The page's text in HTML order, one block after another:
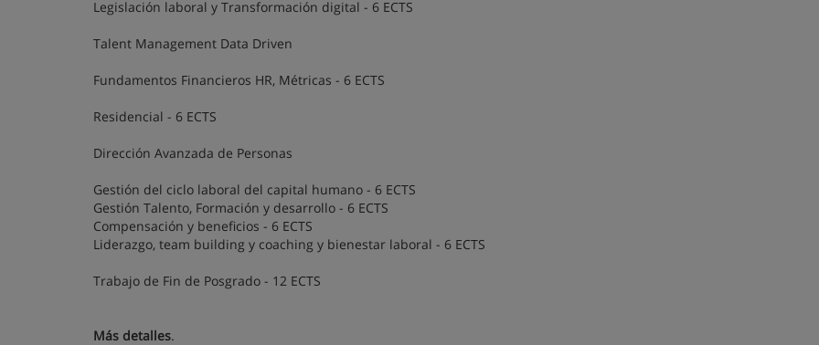
Legislación laboral y Transformación digital - 6 ECTS
Talent Management Data Driven
Fundamentos Financieros HR, Métricas - 6 ECTS
Residencial - 6 ECTS
Dirección Avanzada de Personas
Gestión del ciclo laboral del capital humano - 6 ECTS
Gestión Talento, Formación y desarrollo - 6 ECTS
Compensación y beneficios - 6 ECTS
Liderazgo, team building y coaching y bienestar laboral - 6 ECTS
Trabajo de Fin de Posgrado - 12 ECTS
Más detalles.